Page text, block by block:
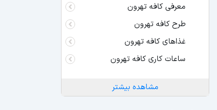
معرفی کافه تهرون
طرح کافه تهرون
غذاهای کافه تهرون
ساعات کاری کافه تهرون
مشاهده بیشتر